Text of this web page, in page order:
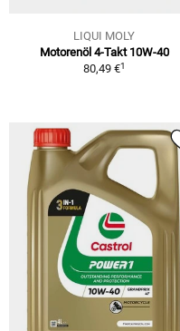
LIQUI MOLY
Motorenöl 4-Takt 10W-40
80,49 €1